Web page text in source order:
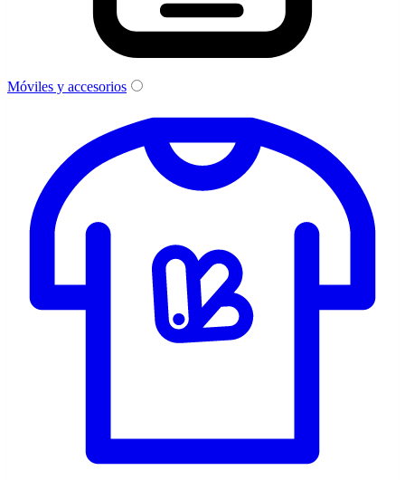
Móviles y accesorios